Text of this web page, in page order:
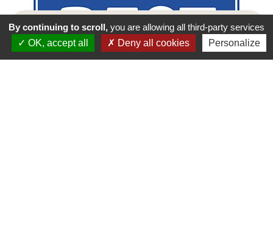
By continuing to scroll, you are allowing all third-party services
OK, accept all
Deny all cookies Personalize